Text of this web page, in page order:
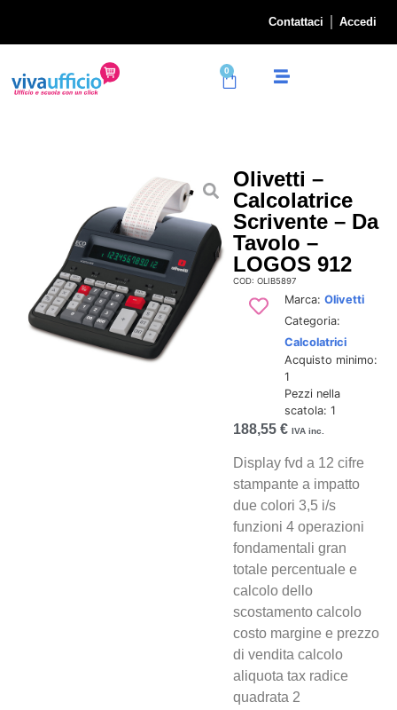
Contattaci Accedi
0
Olivetti –
Calcolatrice
Scrivente – Da
Tavolo –
LOGOS 912
COD: OLIB5897
Marca: Olivetti
Categoria:
Calcolatrici
Acquisto minimo:
1
Pezzi nella
scatola: 1
188,55€ IVA inc.
Display fvd a 12 cifre
stampante a impatto
due colori 3,5 i/s
funzioni 4 operazioni
fondamentali gran
totale percentuale e
calcolo dello
scostamento calcolo
costo margine e prezzo
di vendita calcolo
aliquota tax radice
quadrata 2